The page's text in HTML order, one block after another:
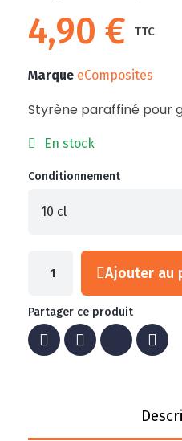
4,90 € TTC
Marque eComposites
Styrène paraffiné pour
En stock
Conditionnement
Ajouter au
Partager ce produit